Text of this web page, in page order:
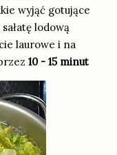
wyjąć gotujące
lodową
laurowe i na
10 - 15 minut